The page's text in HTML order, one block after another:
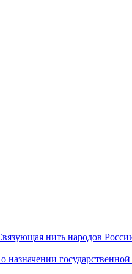
нить народов
назначении